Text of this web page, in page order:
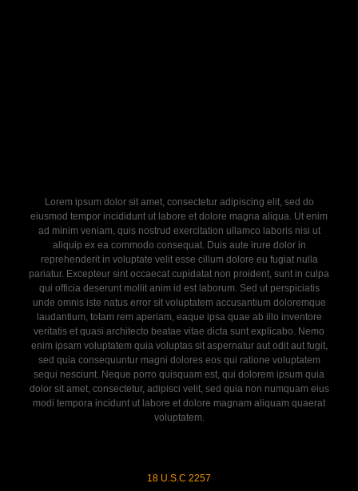
Lorem ipsum dolor sit amet, consectetur adipiscing elit, sed do
eiusmod tempor incididunt ut labore et dolore magna aliqua. Ut enim
ad minim veniam, quis nostrud exercitation ullamco laboris nisi ut
aliquip ex ea commodo consequat. Duis aute irure dolor in
reprehenderit in voluptate velit esse cillum dolore eu fugiat nulla
pariatur. Excepteur sint occaecat cupidatat non proident, sunt in culpa
qui officia deserunt mollit anim id est laborum. Sed ut perspiciatis
unde omnis iste natus error sit voluptatem accusantium doloremque
laudantium, totam rem aperiam, eaque ipsa quae ab illo inventore
veritatis et quasi architecto beatae vitae dicta sunt explicabo. Nemo
enim ipsam voluptatem quia voluptas sit aspernatur aut odit aut fugit,
sed quia consequuntur magni dolores eos qui ratione voluptatem
sequi nesciunt. Neque porro quisquam est, qui dolorem ipsum quia
dolor sit amet, consectetur, adipisci velit, sed quia non numquam eius
modi tempora incidunt ut labore et dolore magnam aliquam quaerat
voluptatem.
18 U.S.C 2257